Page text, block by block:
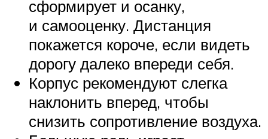
сформирует и осанку,
и самооценку. Дистанция
покажется короче, если видеть
дорогу далеко впереди себя.
Корпус рекомендуют слегка
наклонить вперед, чтобы
снизить сопротивление воздуха.